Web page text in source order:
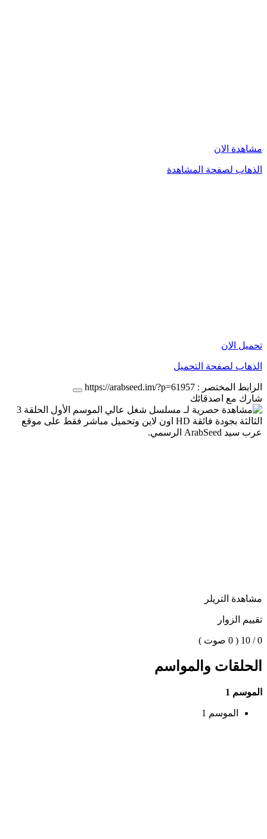
مشاهدة الان
الذهاب لصفحة المشاهدة
تحميل الان
الذهاب لصفحة التحميل
الرابط المختصر : https://arabseed.im/?p=61957
شارك مع اصدقائك
مشاهدة التريلر
تقييم الزوار
0 / 10 ( 0 صوت )
الحلقات والمواسم
الموسم 1
الموسم 1